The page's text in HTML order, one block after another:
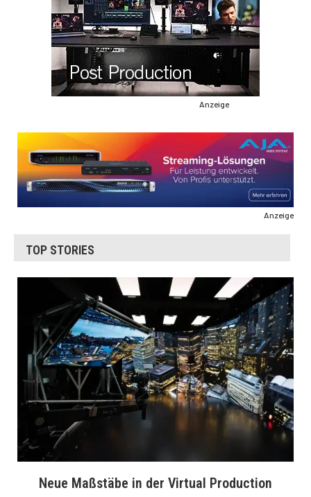
Anzeige
Anzeige
TOP STORIES
Neue Maßstäbe in der Virtual Production